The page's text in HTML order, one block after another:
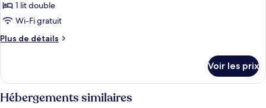
ville
ou
avec
jumeaux,
pour
ce
type
de
Chambre
Classique
Double
1 lit double
Wi-Fi gratuit
Plus de détails
Plus
le
type
de
Voir les prix
Hébergements similaires